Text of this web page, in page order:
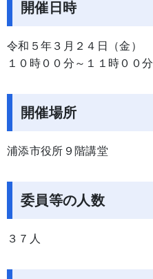
開催日時
令和５年３月２４日（金）
１０時００分～１１時００分
開催場所
浦添市役所９階講堂
委員等の人数
３７人